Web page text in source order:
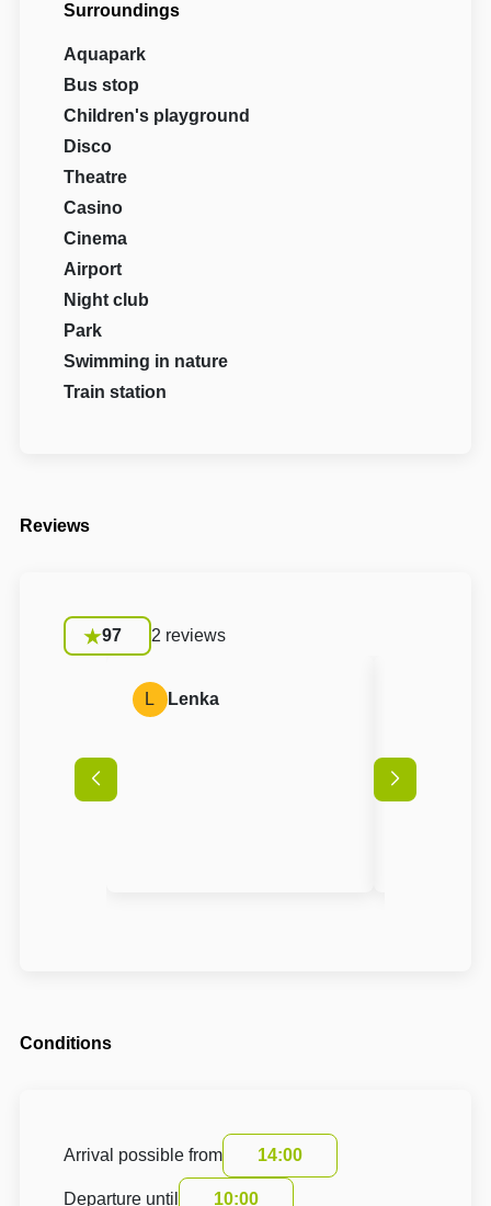
Surroundings
Aquapark
Bus stop
Children's playground
Disco
Theatre
Casino
Cinema
Airport
Night club
Park
Swimming in nature
Train station
Reviews
97 2 reviews
L Lenka
Conditions
Arrival possible from 14:00
Departure until
10:00